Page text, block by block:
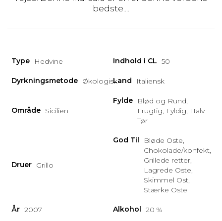
bedste....
Type Hedvine Indhold i CL 50
Dyrkningsmetode ØkologiskLand Italiensk
Område Sicilien
Fylde
Blød og Rund,
Frugtig, Fyldig, Halv
Tør
Druer Grillo
God Til
Bløde Oste,
Chokolade/konfekt,
Grillede retter,
Lagrede Oste,
Skimmel Ost,
Stærke Oste
År 2007 Alkohol 20 %